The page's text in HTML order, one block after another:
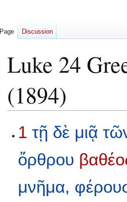
Luke 24
(1894)
toto
1 τῇ δὲ μιᾷ
ὄρθρου
μνῆμα,
Page Discussion